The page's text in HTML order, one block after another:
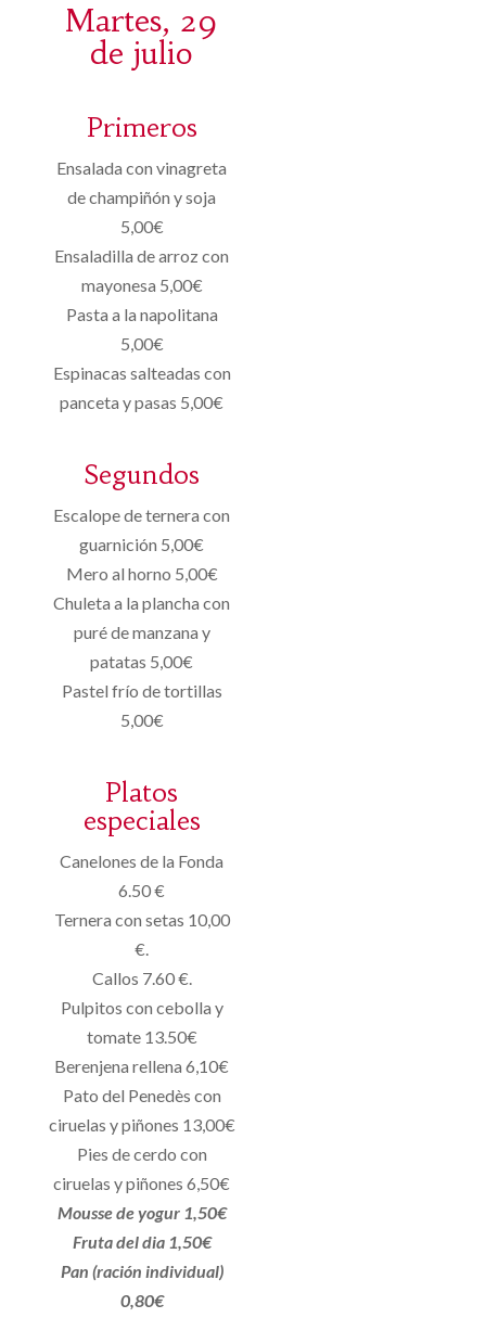
Martes, 29
de julio
Primeros
Ensalada con vinagreta
de champiñón y soja
5,00€
Ensaladilla de arroz con
mayonesa 5,00€
Pasta a la napolitana
5,00€
Espinacas salteadas con
panceta y pasas 5,00€
Segundos
Escalope de ternera con
guarnición 5,00€
Mero al horno 5,00€
Chuleta a la plancha con
puré de manzana y
patatas 5,00€
Pastel frío de tortillas
5,00€
Platos
especiales
Canelones de la Fonda
6.50 €
Ternera con setas 10,00
€.
Callos 7.60 €.
Pulpitos con cebolla y
tomate 13.50€
Berenjena rellena 6,10€
Pato del Penedès con
ciruelas y piñones 13,00€
Pies de cerdo con
ciruelas y piñones 6,50€
Mousse de yogur 1,50€
Fruta del dia 1,50€
Pan (ración individual)
0,80€